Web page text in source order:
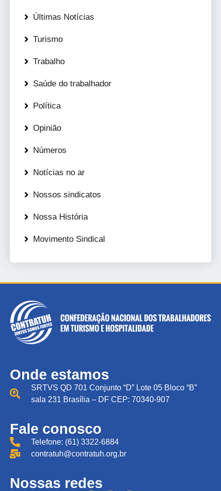
Últimas Notícias
Turismo
Trabalho
Saúde do trabalhador
Política
Opinião
Números
Notícias no ar
Nossos sindicatos
Nossa História
Movimento Sindical
Onde estamos
SRTVS QD 701 Conjunto “D” Lote 05 Bloco “B”
sala 231 Brasília – DF CEP: 70340-907
Fale conosco
Telefone: (61) 3322-6884
contratuh@contratuh.org.br
Nossas redes